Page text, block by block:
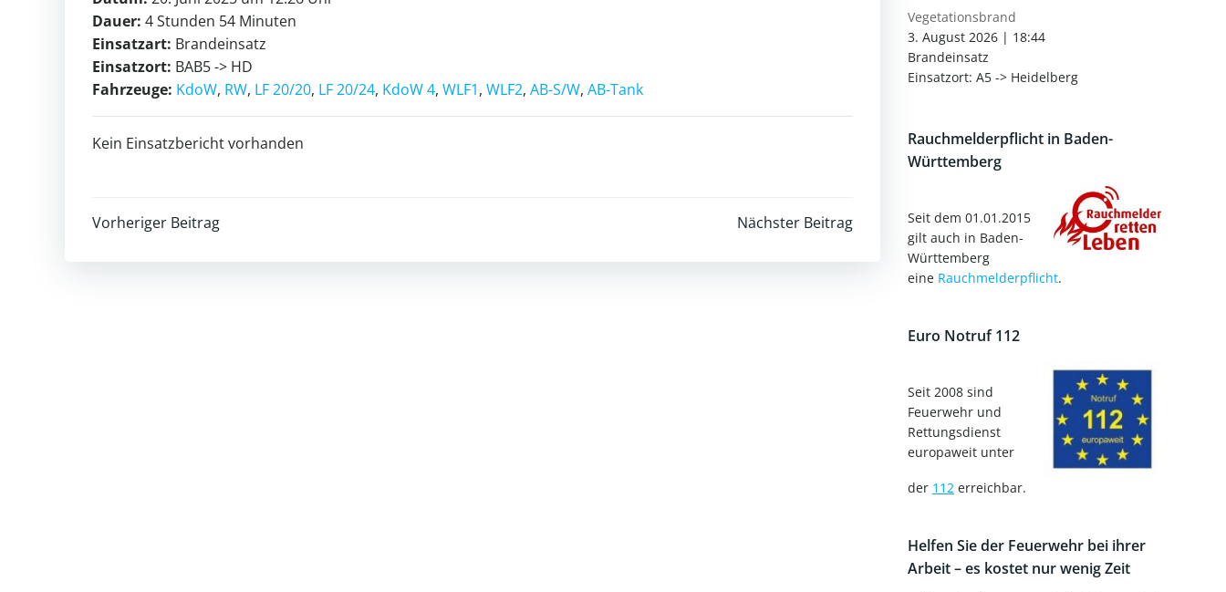
Dauer: 4 Stunden 54 Minuten
Einsatzart: Brandeinsatz
Einsatzort: BAB5 -> HD
Fahrzeuge: KdoW, RW, LF 20/20, LF 20/24, KdoW 4, WLF1, WLF2, AB-S/W, AB-Tank
Kein Einsatzbericht vorhanden
Post
navigation
Vorheriger Beitrag
navigation
Nächster Beitrag
Vegetationsbrand
3. August 2026 | 18:44
Brandeinsatz
Einsatzort: A5 -> Heidelberg
Rauchmelderpflicht in Baden-
Württemberg
Seit dem 01.01.2015
gilt auch in Baden-
Württemberg
eine Rauchmelderpflicht.
Euro Notruf 112
Seit 2008 sind
Feuerwehr und
Rettungsdienst
europaweit unter
der 112 erreichbar.
Helfen Sie der Feuerwehr bei ihrer
Arbeit – es kostet nur wenig Zeit